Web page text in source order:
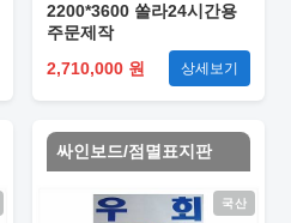
2200*3600 쏠라24시간용
주문제작
2,710,000 원
상세보기
싸인보드/점멸표지판
국산